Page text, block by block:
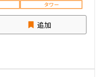
タワー
追加